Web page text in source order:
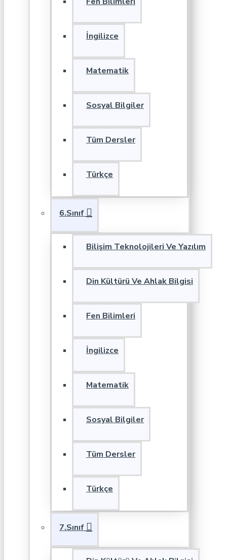
İngilizce
Matematik
Sosyal Bilgiler
Tüm Dersler
Türkçe
6.Sınıf
Bilişim Teknolojileri Ve Yazılım
Din Kültürü Ve Ahlak Bilgisi
Fen Bilimleri
İngilizce
Matematik
Sosyal Bilgiler
Tüm Dersler
Türkçe
7.Sınıf